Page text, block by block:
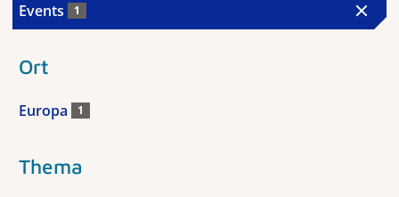
Events 1
Ort
Europa 1
Thema